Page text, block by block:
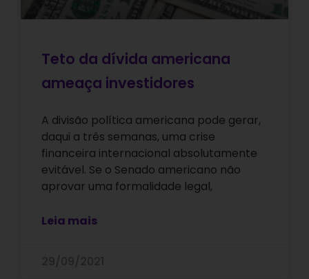
Teto da dívida americana
ameaça investidores
A divisão política americana pode gerar,
daqui a três semanas, uma crise
financeira internacional absolutamente
evitável. Se o Senado americano não
aprovar uma formalidade legal,
Leia mais